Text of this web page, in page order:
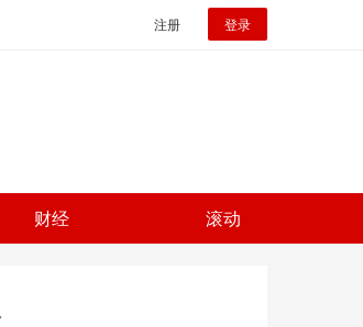
注册 登录
财经 滚动